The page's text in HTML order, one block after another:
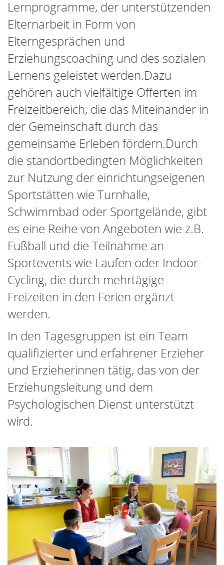
Lernprogramme, der unterstützenden
Elternarbeit in Form von
Elterngesprächen und
Erziehungscoaching und des sozialen
Lernens geleistet werden.Dazu
gehören auch vielfältige Offerten im
Freizeitbereich, die das Miteinander in
der Gemeinschaft durch das
gemeinsame Erleben fördern.Durch
die standortbedingten Möglichkeiten
zur Nutzung der einrichtungseigenen
Sportstätten wie Turnhalle,
Schwimmbad oder Sportgelände, gibt
es eine Reihe von Angeboten wie z.B.
Fußball und die Teilnahme an
Sportevents wie Laufen oder Indoor-
Cycling, die durch mehrtägige
Freizeiten in den Ferien ergänzt
werden.
In den Tagesgruppen ist ein Team
qualifizierter und erfahrener Erzieher
und Erzieherinnen tätig, das von der
Erziehungsleitung und dem
Psychologischen Dienst unterstützt
wird.